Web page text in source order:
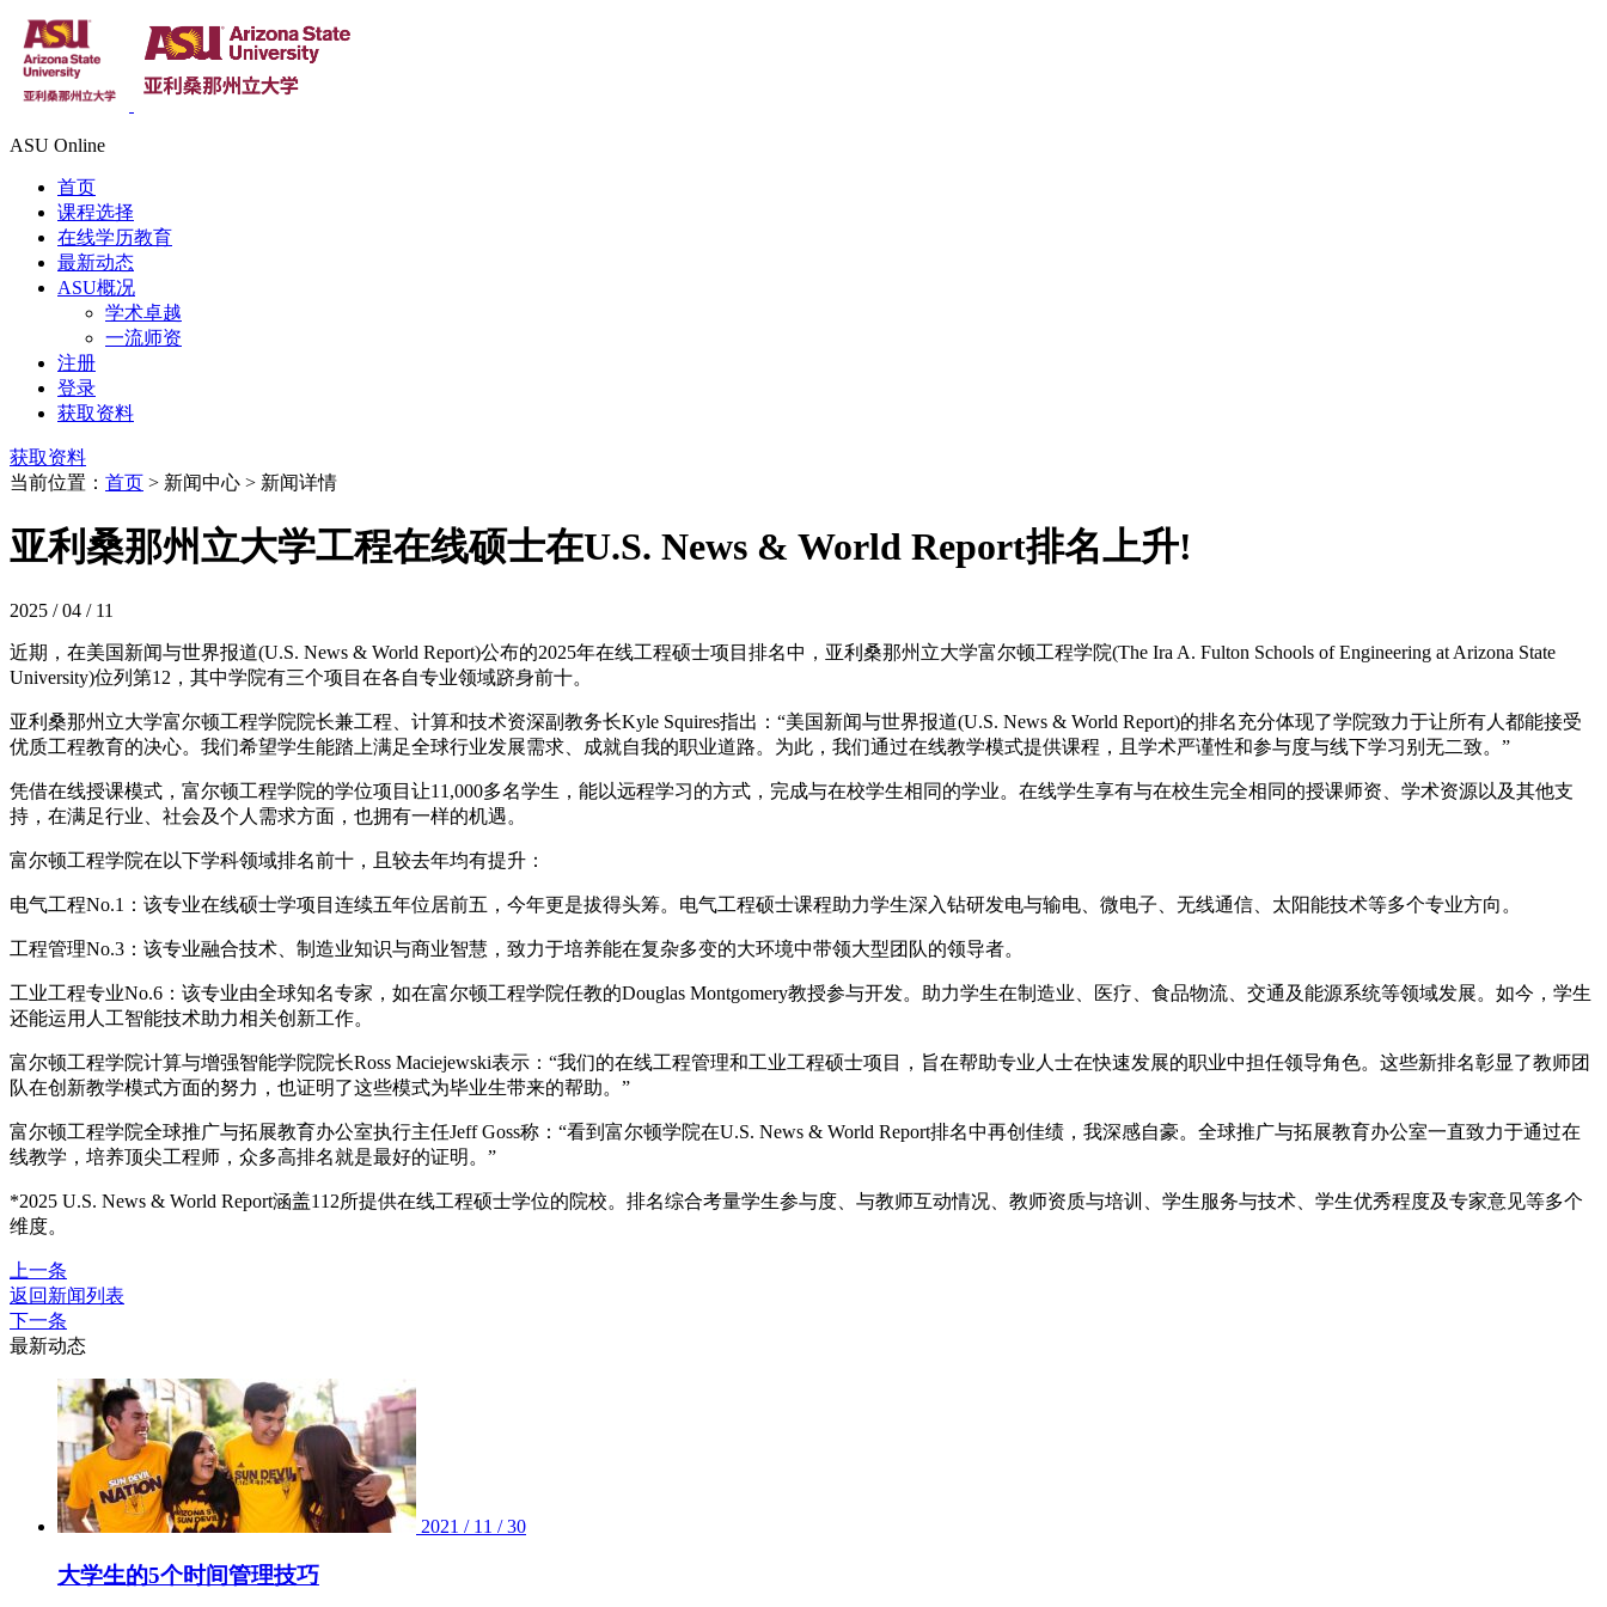
ASU Online
首页
课程选择
在线学历教育
最新动态
ASU概况
学术卓越
一流师资
注册
登录
获取资料
获取资料
当前位置： 首页 > 新闻中心 > 新闻详情
亚利桑那州立大学工程在线硕士在U.S. News & World Report排名上升!
2025 / 04 / 11
近期，在美国新闻与世界报道(U.S. News & World Report)公布的2025年在线工程硕士项目排名中，亚利桑那州立大学富尔顿工程学院(The Ira A. Fulton Schools of Engineering at Arizona State
University)位列第12，其中学院有三个项目在各自专业领域跻身前十。
亚利桑那州立大学富尔顿工程学院院长兼工程、计算和技术资深副教务长Kyle Squires指出：“美国新闻与世界报道(U.S. News & World Report)的排名充分体现了学院致力于让所有人都能接受
优质工程教育的决心。我们希望学生能踏上满足全球行业发展需求、成就自我的职业道路。为此，我们通过在线教学模式提供课程，且学术严谨性和参与度与线下学习别无二致。”
凭借在线授课模式，富尔顿工程学院的学位项目让11,000多名学生，能以远程学习的方式，完成与在校学生相同的学业。在线学生享有与在校生完全相同的授课师资、学术资源以及其他支
持，在满足行业、社会及个人需求方面，也拥有一样的机遇。
富尔顿工程学院在以下学科领域排名前十，且较去年均有提升：
电气工程No.1：该专业在线硕士学项目连续五年位居前五，今年更是拔得头筹。电气工程硕士课程助力学生深入钻研发电与输电、微电子、无线通信、太阳能技术等多个专业方向。
工程管理No.3：该专业融合技术、制造业知识与商业智慧，致力于培养能在复杂多变的大环境中带领大型团队的领导者。
工业工程专业No.6：该专业由全球知名专家，如在富尔顿工程学院任教的Douglas Montgomery教授参与开发。助力学生在制造业、医疗、食品物流、交通及能源系统等领域发展。如今，学生
还能运用人工智能技术助力相关创新工作。
富尔顿工程学院计算与增强智能学院院长Ross Maciejewski表示：“我们的在线工程管理和工业工程硕士项目，旨在帮助专业人士在快速发展的职业中担任领导角色。这些新排名彰显了教师团
队在创新教学模式方面的努力，也证明了这些模式为毕业生带来的帮助。”
富尔顿工程学院全球推广与拓展教育办公室执行主任Jeff Goss称：“看到富尔顿学院在U.S. News & World Report排名中再创佳绩，我深感自豪。全球推广与拓展教育办公室一直致力于通过在
线教学，培养顶尖工程师，众多高排名就是最好的证明。”
*2025 U.S. News & World Report涵盖112所提供在线工程硕士学位的院校。排名综合考量学生参与度、与教师互动情况、教师资质与培训、学生服务与技术、学生优秀程度及专家意见等多个
维度。
上一条
返回新闻列表
下一条
最新动态
2021 / 11 / 30
大学生的5个时间管理技巧